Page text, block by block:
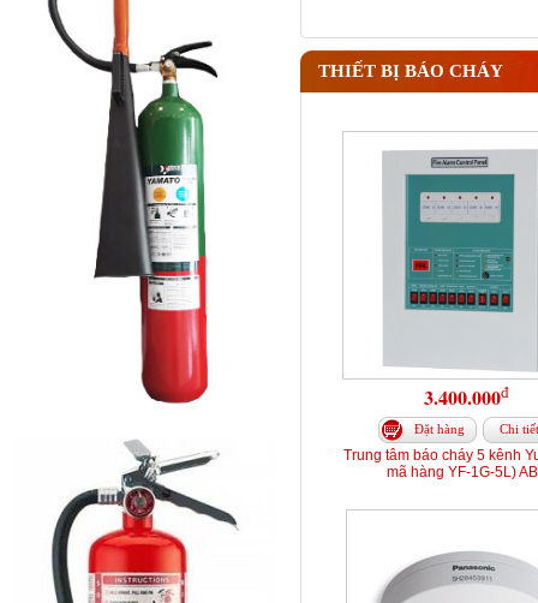
THIẾT BỊ BÁO CHÁY
3.400.000đ
Đặt hàng Chi tiết
Trung tâm báo cháy 5 kênh
mã hàng YF-1G-5L)